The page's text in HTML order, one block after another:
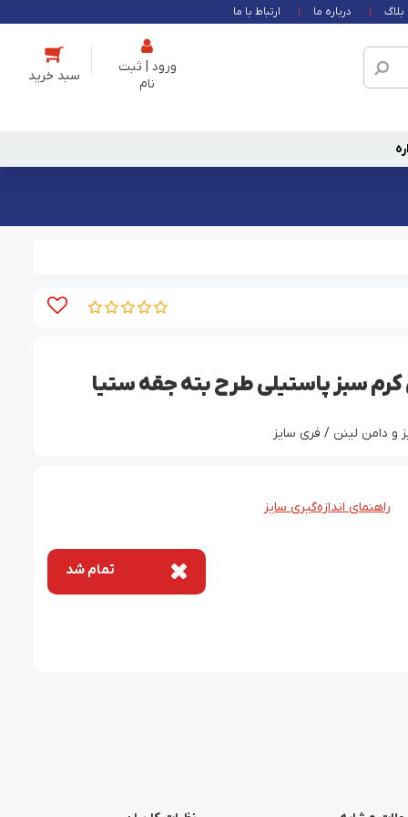
بلاگ درباره ما ارتباط با ما
ورود | ثبت
نام
سبز پاستیلی طرح بته جقه ستیا
دامن لینن / فری سایز
راهنمای اندازه‌گیری سایز
تمام شد